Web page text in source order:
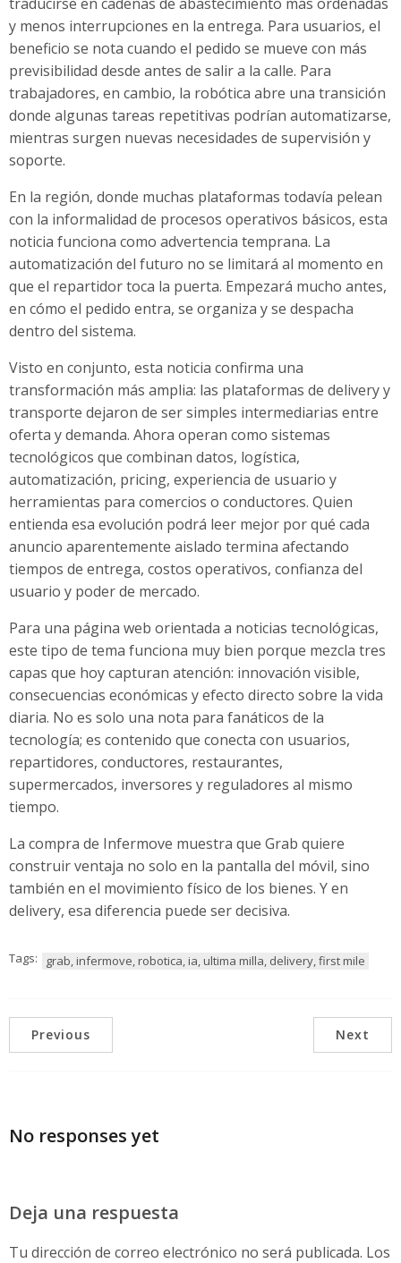
y menos interrupciones en la entrega. Para usuarios, el
beneficio se nota cuando el pedido se mueve con más
previsibilidad desde antes de salir a la calle. Para
trabajadores, en cambio, la robótica abre una transición
donde algunas tareas repetitivas podrían automatizarse,
mientras surgen nuevas necesidades de supervisión y
soporte.
En la región, donde muchas plataformas todavía pelean
con la informalidad de procesos operativos básicos, esta
noticia funciona como advertencia temprana. La
automatización del futuro no se limitará al momento en
que el repartidor toca la puerta. Empezará mucho antes,
en cómo el pedido entra, se organiza y se despacha
dentro del sistema.
Visto en conjunto, esta noticia confirma una
transformación más amplia: las plataformas de delivery y
transporte dejaron de ser simples intermediarias entre
oferta y demanda. Ahora operan como sistemas
tecnológicos que combinan datos, logística,
automatización, pricing, experiencia de usuario y
herramientas para comercios o conductores. Quien
entienda esa evolución podrá leer mejor por qué cada
anuncio aparentemente aislado termina afectando
tiempos de entrega, costos operativos, confianza del
usuario y poder de mercado.
Para una página web orientada a noticias tecnológicas,
este tipo de tema funciona muy bien porque mezcla tres
capas que hoy capturan atención: innovación visible,
consecuencias económicas y efecto directo sobre la vida
diaria. No es solo una nota para fanáticos de la
tecnología; es contenido que conecta con usuarios,
repartidores, conductores, restaurantes,
supermercados, inversores y reguladores al mismo
tiempo.
La compra de Infermove muestra que Grab quiere
construir ventaja no solo en la pantalla del móvil, sino
también en el movimiento físico de los bienes. Y en
delivery, esa diferencia puede ser decisiva.
Tags: grab, infermove, robotica, ia, ultima milla, delivery, first mile
Previous Next
No responses yet
Deja una respuesta
Tu dirección de correo electrónico no será publicada. Los